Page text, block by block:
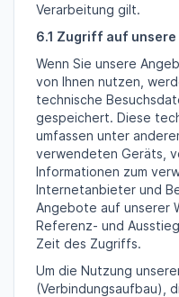
Verarbeitung gilt.
6.1 Zugriff auf unsere
Wenn Sie unsere
von Ihnen nutzen,
technische
gespeichert. Diese
umfassen unter
verwendeten Geräts,
Informationen zum
Internetanbieter und
Angebote auf unserer
Referenz- und
Zeit des Zugriffs.
Um die Nutzung
(Verbindungsaufbau),